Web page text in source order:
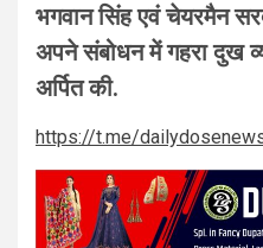
भगवान सिंह एवं चेयरमैन
अपने संबोधन में गहरा दुख
अर्पित की.
https://t.me/